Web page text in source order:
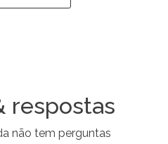
respostas
não tem perguntas